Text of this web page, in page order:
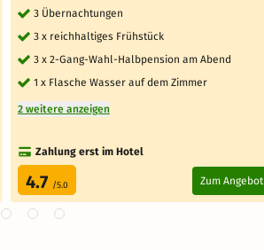
3 Übernachtungen
3 x reichhaltiges Frühstück
3 x 2-Gang-Wahl-Halbpension am Abend
1 x Flasche Wasser auf dem Zimmer
2 weitere anzeigen
Zahlung erst im Hotel
4.7 /5.0 Zum Angebot